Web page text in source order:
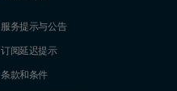
服务提示与公告
订阅延迟提示
条款和条件